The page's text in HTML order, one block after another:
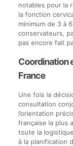
notables pour la
la fonction
minimum de 3 à
conservateurs,
pas encore fait
Coordination
France
Une fois la
consultation
l’orientation
française la plus
toute la
à la planification